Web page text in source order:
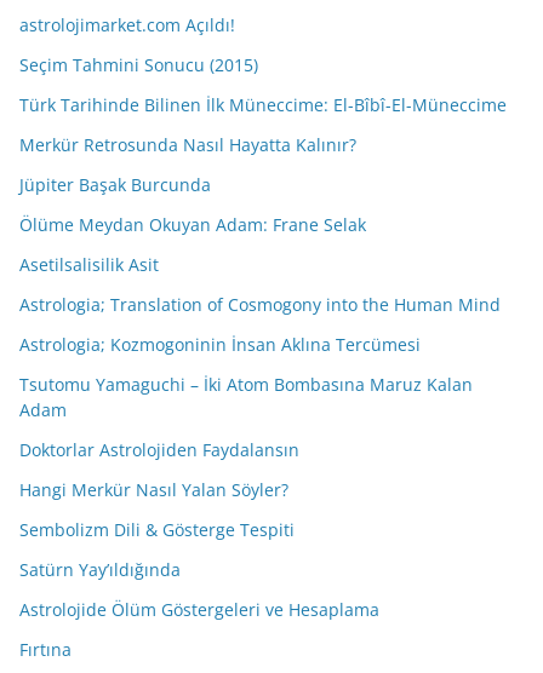
astrolojimarket.com Açıldı!
Seçim Tahmini Sonucu (2015)
Türk Tarihinde Bilinen İlk Müneccime: El-Bîbî-El-Müneccime
Merkür Retrosunda Nasıl Hayatta Kalınır?
Jüpiter Başak Burcunda
Ölüme Meydan Okuyan Adam: Frane Selak
Asetilsalisilik Asit
Astrologia; Translation of Cosmogony into the Human Mind
Astrologia; Kozmogoninin İnsan Aklına Tercümesi
Tsutomu Yamaguchi – İki Atom Bombasına Maruz Kalan
Adam
Doktorlar Astrolojiden Faydalansın
Hangi Merkür Nasıl Yalan Söyler?
Sembolizm Dili & Gösterge Tespiti
Satürn Yay’ıldığında
Astrolojide Ölüm Göstergeleri ve Hesaplama
Fırtına